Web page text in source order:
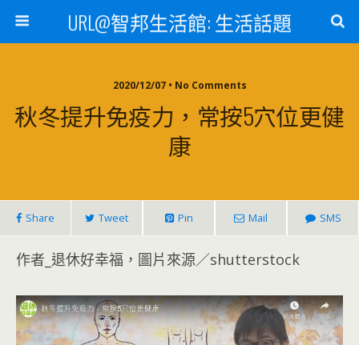
URL@智邦生活館: 生活話題
2020/12/07 • No Comments
秋冬提升免疫力，常按5穴位更健
康
Share Tweet Pin Mail SMS
作者_退休好幸福，圖片來源／shutterstock